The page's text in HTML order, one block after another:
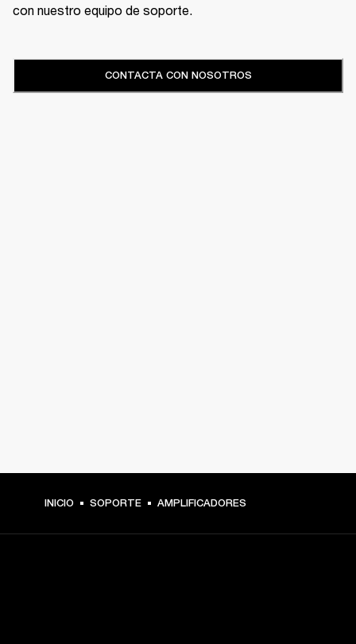
con nuestro equipo de soporte.
CONTACTA CON NOSOTROS
INICIO SOPORTE AMPLIFICADORES